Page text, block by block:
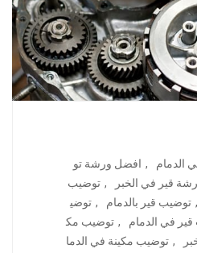
الدمام
, افضل ورشة تو
قير في الخبر , توضيب
, توضيب قير بالدمام , توضي
في الدمام , توضيب مك
, توضيب مكينة في الدما